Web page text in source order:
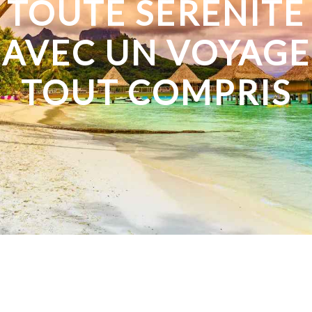
TOUTE SÉRÉNITÉ
AVEC UN VOYAGE
TOUT COMPRIS